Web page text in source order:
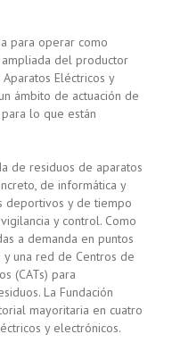
para operar como
del productor
Eléctricos y
ámbito de actuación de
lo que están
de residuos de aparatos
de informática y
deportivos y de tiempo
y control. Como
a demanda en puntos
una red de Centros de
(CATs) para
La Fundación
mayoritaria en cuatro
y electrónicos.